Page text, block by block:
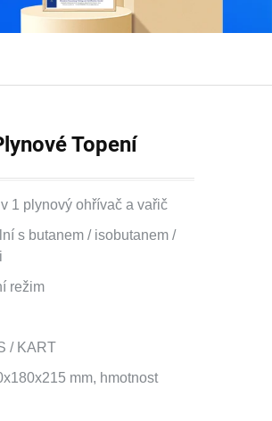
Topení
1 plynový ohřívač a vařič
s butanem / isobutanem /
režim
/ KART
mm, hmotnost